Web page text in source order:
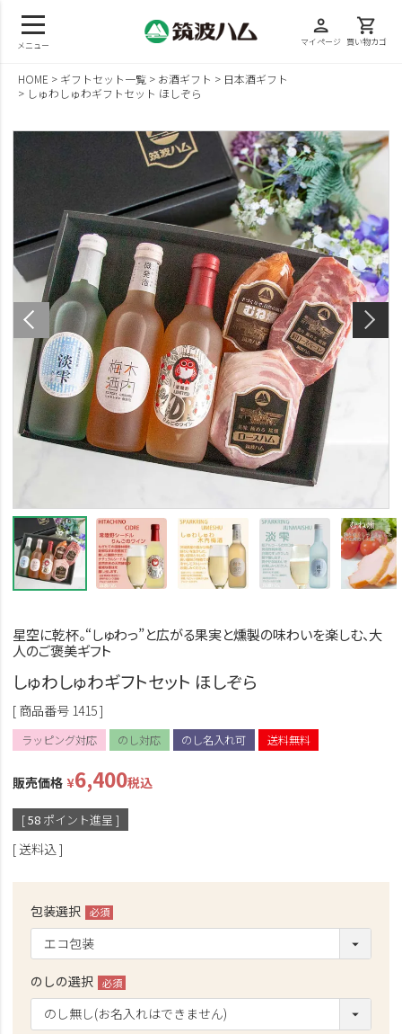
メニュー
person
マイページ
shopping_cart
買い物カゴ
HOME ギフトセット一覧 お酒ギフト
日本酒ギフト
しゅわしゅわギフトセット ほしぞら
星空に乾杯。“しゅわっ”と広がる果実と燻製の味わいを楽しむ、大
人のご褒美ギフト
しゅわしゅわギフトセット ほしぞら
商品番号 1415
ラッピング対応 のし対応 のし名入れ可 送料無料
販売価格 ¥6,400税込
[58 ポイント進呈 ]
送料込
包装選択
(必
須)
のしの選択
(必
須)